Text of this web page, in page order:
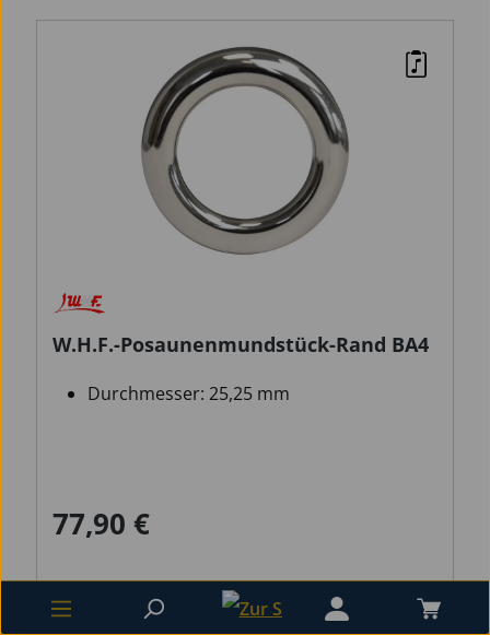
W.H.F.-Posaunenmundstück-Rand BA4
Durchmesser: 25,25 mm
Regulärer Preis:
77,90 €
Preise inkl. MwSt. zzgl. Versandkosten
nicht lagernd (Die Lieferzeit beträgt ca. 4